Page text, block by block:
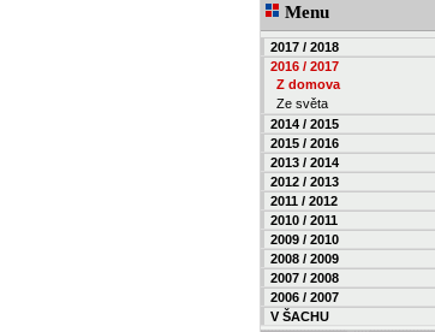
Menu
2017 / 2018
2016 / 2017
Z domova
Ze světa
2014 / 2015
2015 / 2016
2013 / 2014
2012 / 2013
2011 / 2012
2010 / 2011
2009 / 2010
2008 / 2009
2007 / 2008
2006 / 2007
V ŠACHU